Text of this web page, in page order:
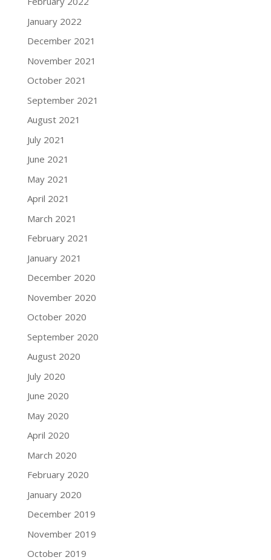
January 2022
December 2021
November 2021
October 2021
September 2021
August 2021
July 2021
June 2021
May 2021
April 2021
March 2021
February 2021
January 2021
December 2020
November 2020
October 2020
September 2020
August 2020
July 2020
June 2020
May 2020
April 2020
March 2020
February 2020
January 2020
December 2019
November 2019
October 2019